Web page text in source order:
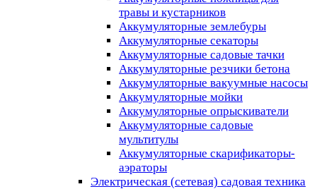
травы и кустарников
Аккумуляторные землебуры
Аккумуляторные секаторы
Аккумуляторные садовые тачки
Аккумуляторные резчики бетона
Аккумуляторные вакуумные насосы
Аккумуляторные мойки
Аккумуляторные опрыскиватели
Аккумуляторные садовые
мультитулы
Аккумуляторные скарификаторы-
аэраторы
Электрическая (сетевая) садовая техника